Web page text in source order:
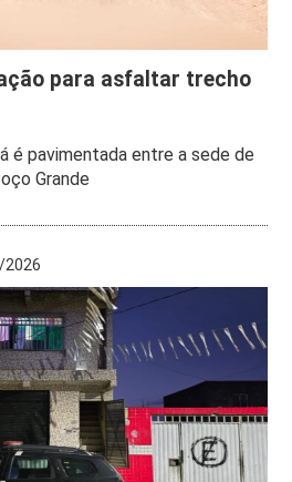
para asfaltar trecho
é pavimentada entre a sede de
Grande
2026